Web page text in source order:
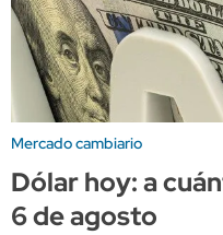
Mercado cambiario
Dólar hoy: a
6 de agosto